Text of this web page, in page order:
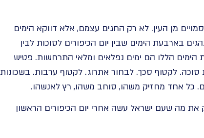
מן העין. לא רק החגים עצמם, אלא דווקא הימים
בארבעת הימים שבין יום הכיפורים לסוכות לבין
הללו הם ימים נפלאים ומלאי התרחשות. פטיש
לקטוף סכך. לבחור אתרוג. לקטוף ערבות. בשכונות
כל אחד מחזיק משהו, סוחב משהו, רץ לאנשהו.
את מה שעם ישראל עשה אחרי יום הכיפורים הראשון